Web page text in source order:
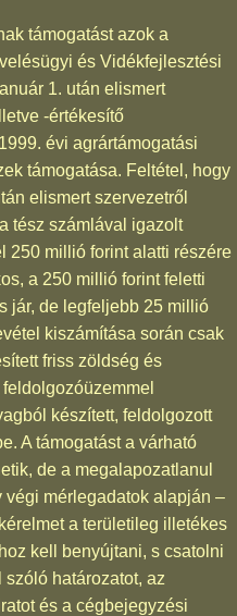
támogatást azok a
és Vidékfejlesztési
1. után elismert
-értékesítő
évi agrártámogatási
támogatása. Feltétel, hogy
elismert szervezetről
tész számlával igazolt
250 millió forint alatti részére
a 250 millió forint feletti
jár, de legfeljebb 25 millió
kiszámítása során csak
friss zöldség és
készített, feldolgozott
A támogatást a várható
de a megalapozatlanul
végi mérlegadatok alapján –
a területileg illetékes
kell benyújtani, s csatolni
határozatot, az
és a cégbejegyzési